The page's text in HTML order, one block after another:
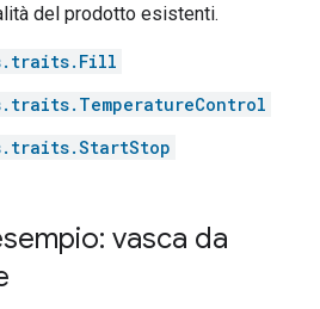
del prodotto esistenti.
vasca da